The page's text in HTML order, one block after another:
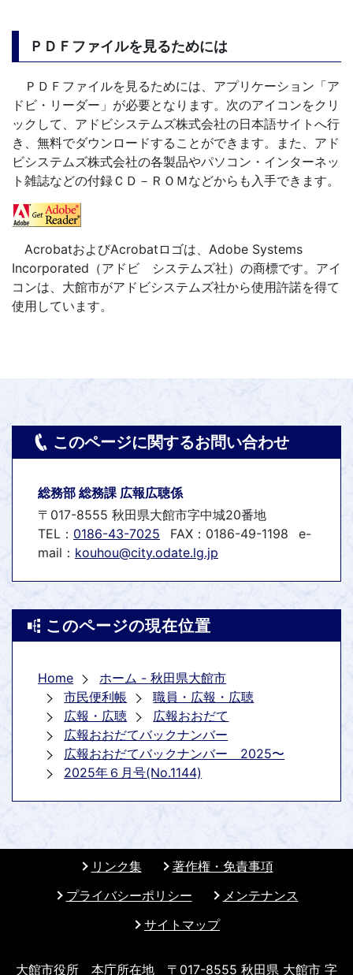
ＰＤＦファイルを見るためには
ＰＤＦファイルを見るためには、アプリケーション「ア
ドビ・リーダー」が必要となります。次のアイコンをクリ
ックして、アドビシステムズ株式会社の日本語サイトへ行
き、無料でダウンロードすることができます。また、アド
ビシステムズ株式会社の各製品やパソコン・インターネッ
ト雑誌などの付録ＣＤ－ＲＯＭなどからも入手できます。
AcrobatおよびAcrobatロゴは、Adobe Systems
Incorporated（アドビ システムズ社）の商標です。アイ
コンは、大館市がアドビシステムズ社から使用許諾を得て
使用しています。
このページに関するお問い合わせ
総務部 総務課 広報広聴係
〒017-8555 秋田県大館市字中城20番地
TEL： 0186-43-7025 FAX：0186-49-1198
e-
mail： kouhou@city.odate.lg.jp
このページの現在位置
Home
ホーム - 秋田県大館市
市民便利帳
職員・広報・広聴
広報・広聴
広報おおだて
広報おおだてバックナンバー
広報おおだてバックナンバー 2025〜
2025年６月号(No.1144)
リンク集
著作権・免責事項
プライバシーポリシー
メンテナンス
サイトマップ
大館市役所 本庁所在地 〒017-8555 秋田県 大館市 字